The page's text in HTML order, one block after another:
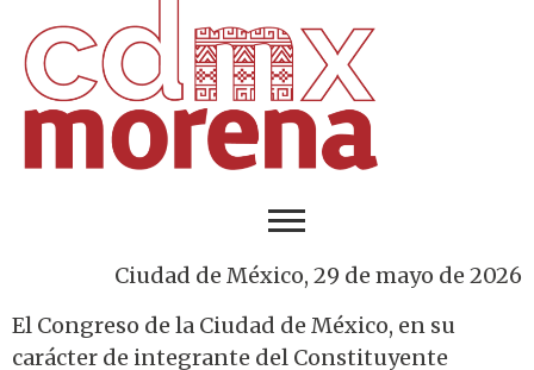
Ciudad de México, 29 de mayo de 2026
El Congreso de la Ciudad de México, en su
carácter de integrante del Constituyente